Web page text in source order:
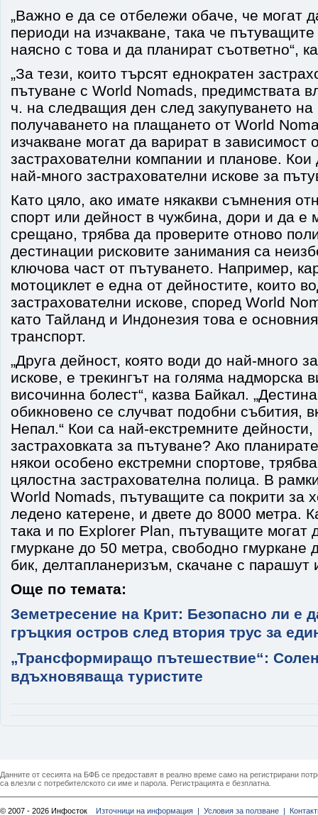
„Важно е да се отбележи обаче, че могат
периоди на изчакване, така че
наясно с това и да планират съответно“,
„За тези, които търсят еднократен
пътуване с World Nomads, предимствата
ч. на следващия ден след закупуването на
получаването на плащането от World
изчакване могат да варират в зависимост
застрахователни компании и планове. Кои
най-много застрахователни искове за
Като цяло, ако имате някакви съмнения
спорт или дейност в чужбина, дори и да е
срещано, трябва да проверите отново
дестинации рисковите занимания са
ключова част от пътуването. Например,
мотоциклет е една от дейностите, които
застрахователни искове, според World
като Тайланд и Индонезия това е
транспорт.
„Друга дейност, която води до най-много
искове, е трекингът на голяма надморска
височинна болест“, казва Байкал.
обикновено се случват подобни събития,
Непал.“ Кои са най-екстремните дейности,
застраховката за пътуване? Ако
някои особено екстремни спортове,
цялостна застрахователна полица. В
World Nomads, пътуващите са покрити за
ледено катерене, и двете до 8000 метра.
така и по Explorer Plan, пътуващите могат
гмуркане до 50 метра, свободно гмуркане
бик, делтапланеризъм, скачане с парашут
Още по темата:
Земетресение на Крит: Безопасно ли е
гръцкия остров след втория трус за
„Трансформиращо пътешествие“:
вдъхновяваща туристите
Данните от сесията на БФБ се предоставят в реално време само на регистрирани
са влезли с потребителското си име и парола. Регистрацията е безплатна.
© 2007 - 2026 Инфосток Източници на информация | Условия за ползване |